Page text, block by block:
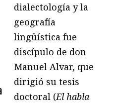
dialectología y la
geografía
lingüística fue
discípulo de don
Manuel Alvar, que
dirigió su tesis
doctoral (El habla